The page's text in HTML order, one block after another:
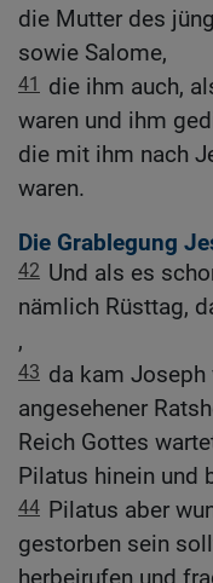
die Mutter des
sowie Salome,
41 die ihm auch,
waren und ihm
die mit ihm nach
waren.
Die Grablegung
42 Und als es
nämlich Rüsttag,
,
43 da kam Joseph
angesehener
Reich Gottes
Pilatus hinein und
44 Pilatus aber
gestorben sein